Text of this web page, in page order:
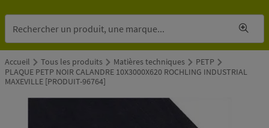
Accueil Tous les produits Matières techniques
PETP
PLAQUE PETP NOIR CALANDRE 10X3000X620 ROCHLING INDUSTRIAL
MAXEVILLE [PRODUIT-96764]